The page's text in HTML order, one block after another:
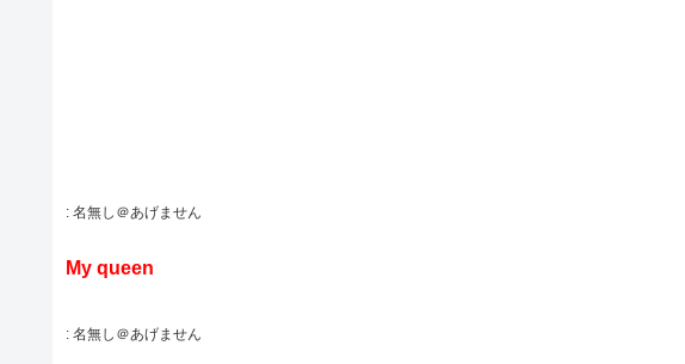
: 名無し＠あげません
My queen
: 名無し＠あげません